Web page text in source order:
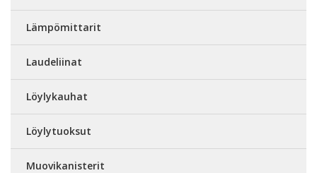
Lämpömittarit
Laudeliinat
Löylykauhat
Löylytuoksut
Muovikanisterit